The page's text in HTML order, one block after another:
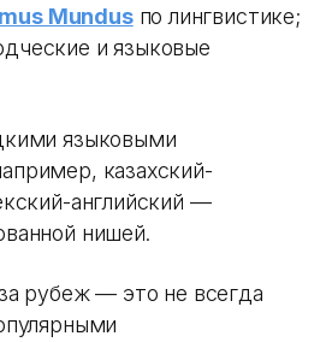
Mundusпо лингвистике;
и языковые
языковыми
казахский-
английский —
нишей.
рубеж — это не всегда